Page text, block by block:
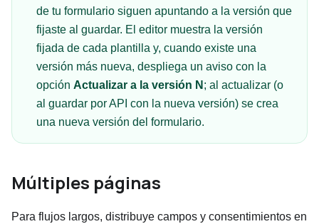
de tu formulario siguen apuntando a la versión que
fijaste al guardar. El editor muestra la versión
fijada de cada plantilla y, cuando existe una
versión más nueva, despliega un aviso con la
opción Actualizar a la versión N ; al actualizar (o
al guardar por API con la nueva versión) se crea
una nueva versión del formulario.
Múltiples páginas
Para flujos largos, distribuye campos y consentimientos en